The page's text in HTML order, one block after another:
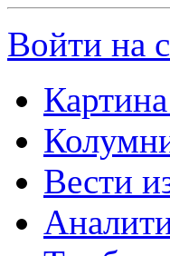
Войти на
Вести